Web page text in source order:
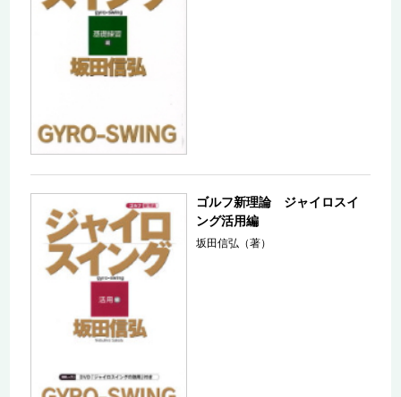
ゴルフ新理論 ジャイロスイ
ング活用編
坂田信弘（著）